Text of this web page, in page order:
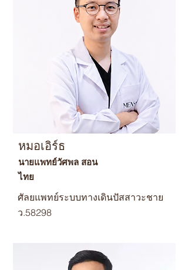
หมอเอิร์ธ
นายแพทย์วัศพล สอน
ไทย
ศัลยแพทย์ระบบทางเดินปัสสาวะชาย
ว.58298